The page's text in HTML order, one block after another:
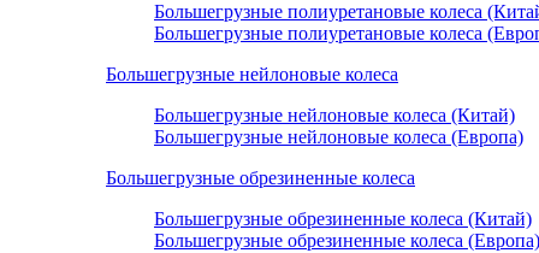
Большегрузные полиуретановые колеса
Большегрузные полиуретановые колеса
Большегрузные нейлоновые колеса
Большегрузные нейлоновые колеса (Китай)
Большегрузные нейлоновые колеса (Европа)
Большегрузные обрезиненные колеса
Большегрузные обрезиненные колеса (Китай)
Большегрузные обрезиненные колеса (Европа)